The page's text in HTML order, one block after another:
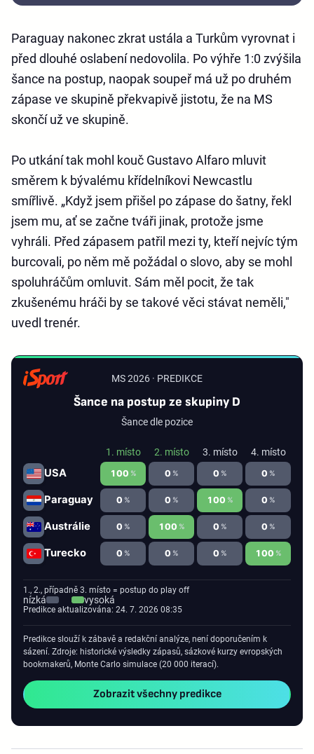
Paraguay nakonec zkrat ustála a Turkům vyrovnat i
před dlouhé oslabení nedovolila. Po výhře 1:0 zvýšila
šance na postup, naopak soupeř má už po druhém
zápase ve skupině překvapivě jistotu, že na MS
skončí už ve skupině.
Po utkání tak mohl kouč Gustavo Alfaro mluvit
směrem k bývalému křídelníkovi Newcastlu
smířlivě. „Když jsem přišel po zápase do šatny, řekl
jsem mu, ať se začne tváři jinak, protože jsme
vyhráli. Před zápasem patřil mezi ty, kteří nejvíc tým
burcovali, po něm mě požádal o slovo, aby se mohl
spoluhráčům omluvit. Sám měl pocit, že tak
zkušenému hráči by se takové věci stávat neměli,"
uvedl trenér.
MS 2026 · PREDIKCE
Šance na postup ze skupiny D
Šance dle pozice
1. místo 2. místo 3. místo 4. místo
USA 100 % 0 % 0 % 0 %
Paraguay 0 % 0 % 100 % 0 %
Austrálie 0 % 100 % 0 % 0 %
Turecko 0 % 0 % 0 % 100 %
1., 2., případně 3. místo = postup do play off
nízká vysoká
Predikce aktualizována: 24. 7. 2026 08:35
Predikce slouží k zábavě a redakční analýze, není doporučením k
sázení. Zdroje: historické výsledky zápasů, sázkové kurzy evropských
bookmakerů, Monte Carlo simulace (20 000 iterací).
Zobrazit všechny predikce